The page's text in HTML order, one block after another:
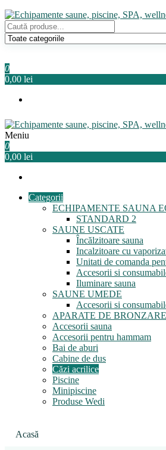
Sari
la
conținut
Echipamente saune, piscine, SPA,
Relaxeaza-te!
0
0,00 lei
Echipamente saune, piscine, SPA, wellness
Relaxeaza-te!
Meniu
0
0,00 lei
Categorii
ECHIPAMENTE SAUNA
STANDARD 2
SAUNE USCATE
Încălzitoare sauna
Incalzitoare cu
Unitati de comanda
Accesorii si
Iluminare sauna
SAUNE UMEDE
Accesorii si
APARATE DE BRONZARE
Accesorii sauna
Accesorii pentru hammam
Bai de aburi
Cabine de dus
Căzi acrilice
Piscine
Minipiscine
Produse Wedi
Acasă